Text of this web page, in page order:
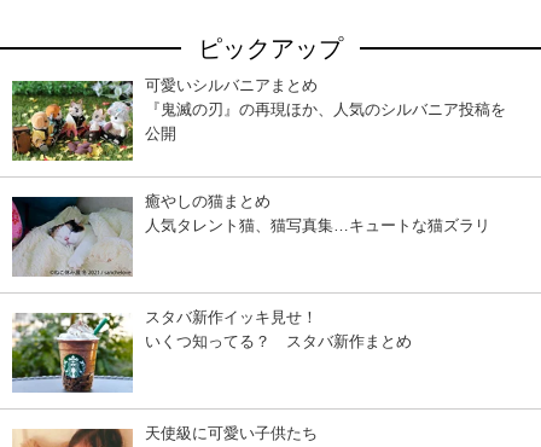
ピックアップ
可愛いシルバニアまとめ
『鬼滅の刃』の再現ほか、人気のシルバニア投稿を
公開
癒やしの猫まとめ
人気タレント猫、猫写真集…キュートな猫ズラリ
スタバ新作イッキ見せ！
いくつ知ってる？ スタバ新作まとめ
天使級に可愛い子供たち